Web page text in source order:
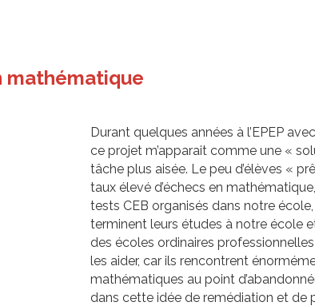
mathématique
Durant quelques années à l’EPEP
ce projet m’apparait comme une «
tâche plus aisée. Le peu d’élèves «
taux élevé d’échecs en
tests CEB organisés dans notre
terminent leurs études à notre école
des écoles ordinaires
les aider, car ils rencontrent
mathématiques au point
dans cette idée de remédiation et de